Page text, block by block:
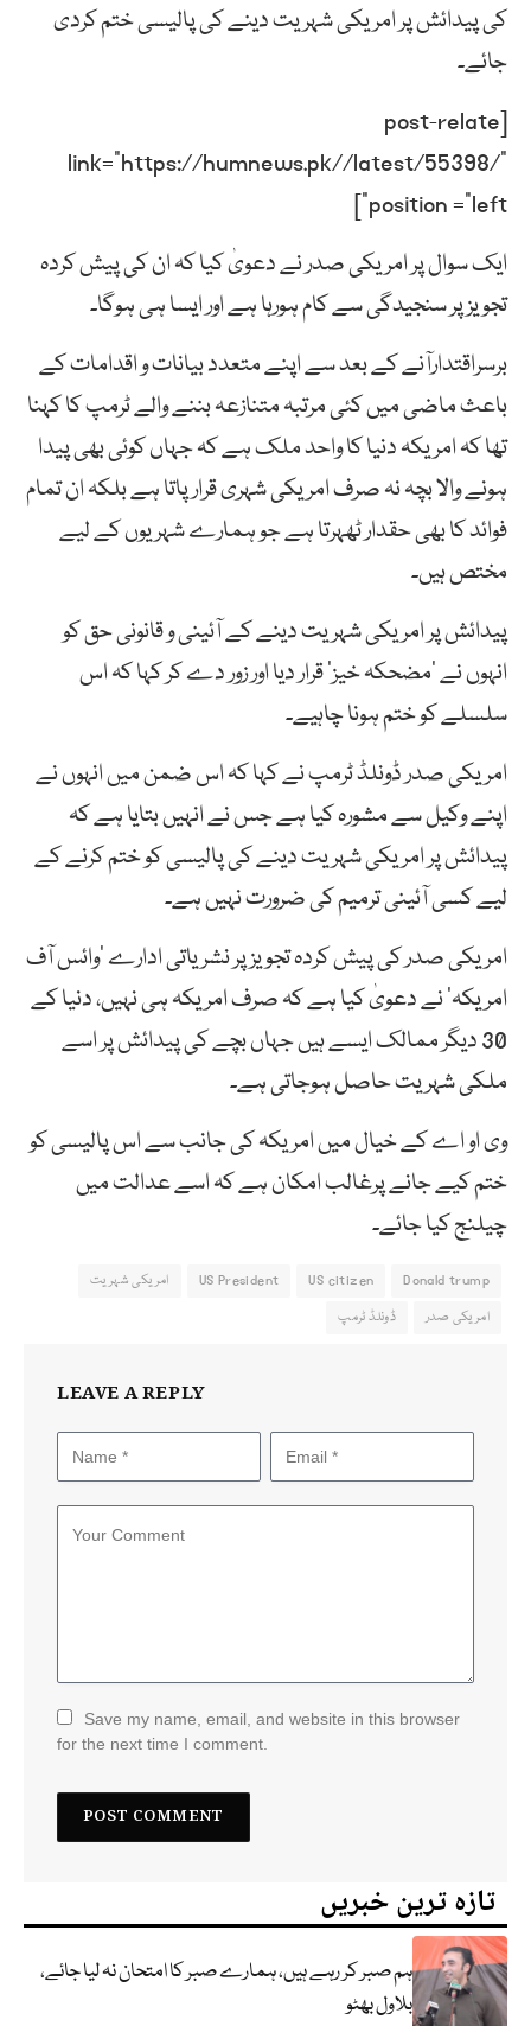
کی پیدائش پر امریکی شہریت دینے کی پالیسی ختم کردی
جائے۔
[post-relate
link=”https://humnews.pk//latest/55398/”
position =”left”]
ایک سوال پر امریکی صدر نے دعویٰ کیا کہ ان کی پیش کردہ
تجویز پر سنجیدگی سے کام ہورہا ہے اور ایسا ہی ہوگا۔
برسراقتدارآنے کے بعد سے اپنے متعدد بیانات و اقدامات کے
باعث ماضی میں کئی مرتبہ متنازعہ بننے والے ٹرمپ کا کہنا
تھا کہ امریکہ دنیا کا واحد ملک ہے کہ جہاں کوئی بھی پیدا
ہونے والا بچہ نہ صرف امریکی شہری قرار پاتا ہے بلکہ ان تمام
فوائد کا بھی حقدار ٹھہرتا ہے جو ہمارے شہریوں کے لیے
مختص ہیں۔
پیدائش پر امریکی شہریت دینے کے آئینی و قانونی حق کو
انہوں نے ’مضحکہ خیز‘ قرار دیا اور زور دے کر کہا کہ اس
سلسلے کو ختم ہونا چاہیے۔
امریکی صدر ڈونلڈ ٹرمپ نے کہا کہ اس ضمن میں انہوں نے
اپنے وکیل سے مشورہ کیا ہے جس نے انہیں بتایا ہے کہ
پیدائش پر امریکی شہریت دینے کی پالیسی کو ختم کرنے کے
لیے کسی آئینی ترمیم کی ضرورت نہیں ہے۔
امریکی صدر کی پیش کردہ تجویز پر نشریاتی ادارے ’وائس آف
امریکہ‘ نے دعویٰ کیا ہے کہ صرف امریکہ ہی نہیں، دنیا کے
30 دیگر ممالک ایسے ہیں جہاں بچے کی پیدائش پر اسے
ملکی شہریت حاصل ہوجاتی ہے۔
وی او اے کے خیال میں امریکہ کی جانب سے اس پالیسی کو
ختم کیے جانے پرغالب امکان ہے کہ اسے عدالت میں
چیلنج کیا جائے۔
Donald trump
US citizen
US President
امریکی شہریت
امریکی صدر
ڈونلڈ ٹرمپ
LEAVE A REPLY
Save my name, email, and website in this browser
for the next time I comment.
تازہ ترین خبریں
ہم صبر کر رہے ہیں، ہمارے صبر کا امتحان نہ لیا جائے،
بلاول بھٹو